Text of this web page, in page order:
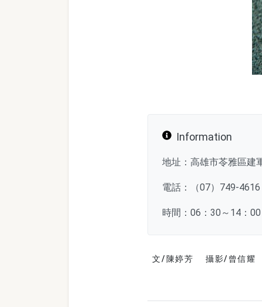
Information
地址：高雄市苓雅區建
電話：（07）749-4616
時間：06：30～14：00
文/陳婷芳 攝影/曾信耀